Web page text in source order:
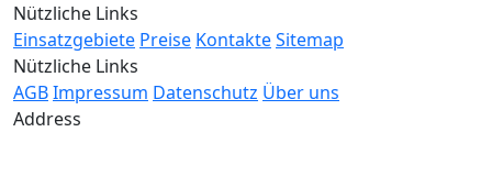
Nützliche Links
Einsatzgebiete Preise KontakteSitemap
Nützliche Links
AGBImpressum Datenschutz Über uns
Address